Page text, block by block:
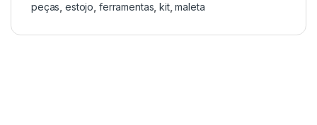
peças ,estojo ferramentas ,kit,maleta